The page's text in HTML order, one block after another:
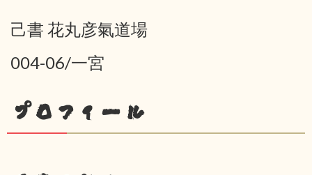
己書 花丸彦氣道場
004-06/一宮
プロフィール